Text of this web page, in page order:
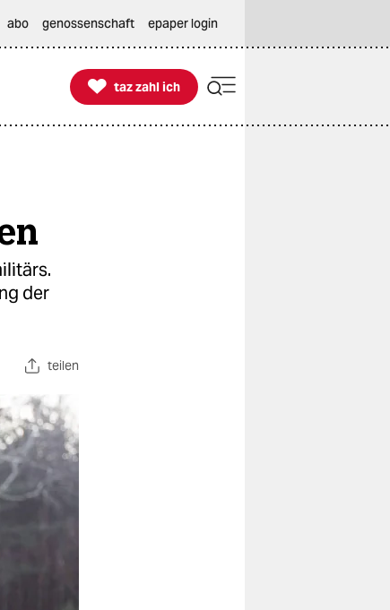
abo genossenschaft epaper login

taz zahl ich
taz zahl ich
der
teilen